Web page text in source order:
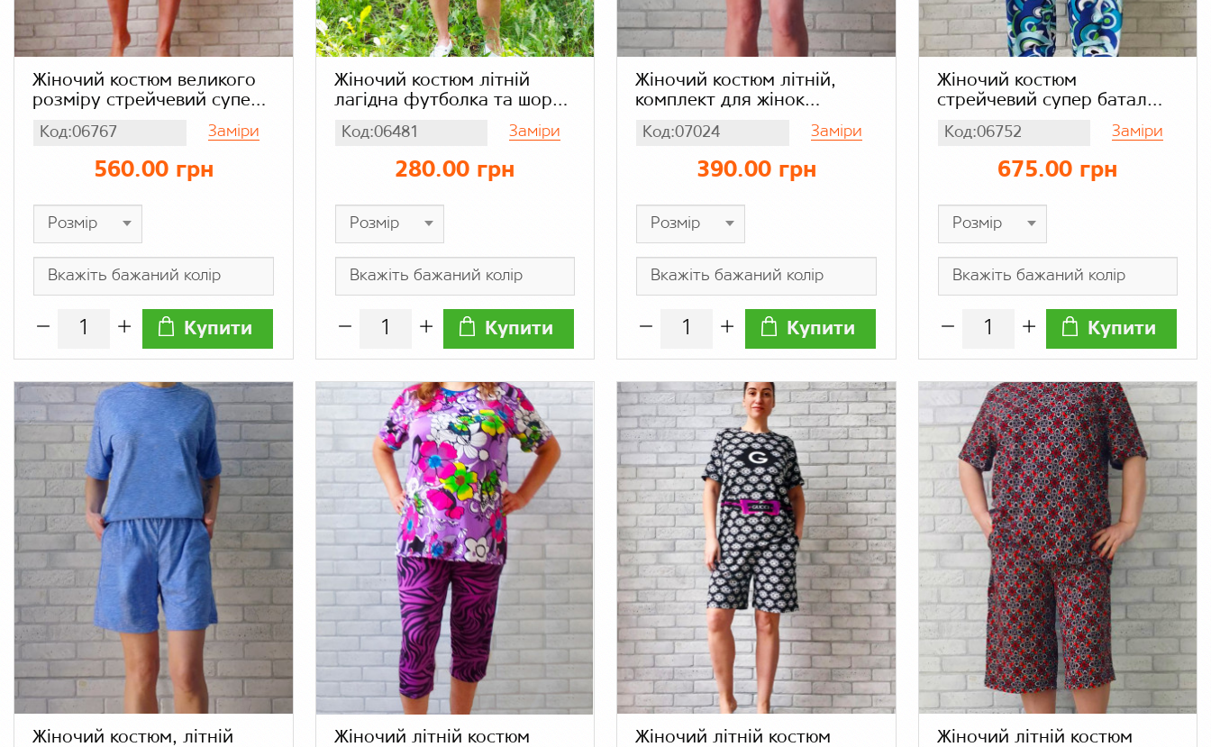
Жіночий костюм великого
розміру стрейчевий супер
батал, віскоза бамбук,
футболка і подовжені
шорти з кишенями,
абстракція леопард
Код:06767 Заміри
560.00 грн
Купити
Жіночий костюм літній
лагідна футболка та шорти
блакитний зебра, бамбук
Код:06481 Заміри
280.00 грн
Купити
Жіночий костюм літній,
комплект для жінок
футболка з шортами,
бірюзовий камуфляж
віскоза.
Код:07024 Заміри
390.00 грн
Купити
Жіночий костюм
стрейчевий супер батал
великий розмір бамбук,
футболка з широкими
штанами, блакитна
абстракція
Код:06752 Заміри
675.00 грн
Купити
Жіночий костюм, літній
Жіночий літній костюм
Жіночий літній костюм
Жіночий літній костюм